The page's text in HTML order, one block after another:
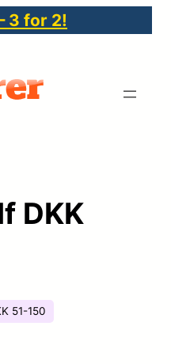
3 for 2!
DKK
51-150